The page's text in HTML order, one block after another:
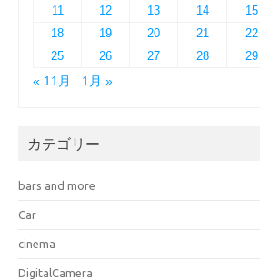
11
12 13 14 15
18
19 20 21 22
25
26 27 28 29
« 11月
1月 »
カテゴリー
bars and more
Car
cinema
DigitalCamera